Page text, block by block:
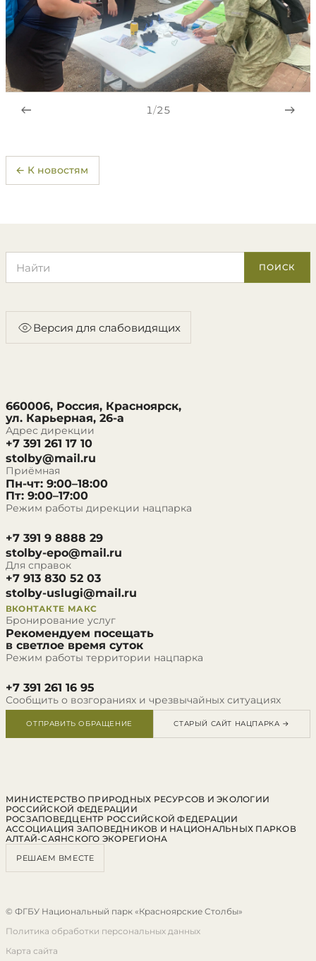
1/25
← К новостям
ПОИСК
Версия для слабовидящих
660006, Россия, Красноярск,
ул. Карьерная, 26-а
Адрес дирекции
+7 391 261 17 10
stolby@mail.ru
Приёмная
Пн-чт: 9:00–18:00
Пт: 9:00–17:00
Режим работы дирекции нацпарка
+7 391 9 8888 29
stolby-epo@mail.ru
Для справок
+7 913 830 52 03
stolby-uslugi@mail.ru
ВКОНТАКТЕ МАКС
Бронирование услуг
Рекомендуем посещать
в светлое время суток
Режим работы территории нацпарка
+7 391 261 16 95
Сообщить о возгораниях и чрезвычайных ситуациях
ОТПРАВИТЬ ОБРАЩЕНИЕ СТАРЫЙ САЙТ НАЦПАРКА →
МИНИСТЕРСТВО ПРИРОДНЫХ РЕСУРСОВ И ЭКОЛОГИИ
РОССИЙСКОЙ ФЕДЕРАЦИИ
РОСЗАПОВЕДЦЕНТР РОССИЙСКОЙ ФЕДЕРАЦИИ
АССОЦИАЦИЯ ЗАПОВЕДНИКОВ И НАЦИОНАЛЬНЫХ ПАРКОВ
АЛТАЙ-САЯНСКОГО ЭКОРЕГИОНА
РЕШАЕМ ВМЕСТЕ
© ФГБУ Национальный парк «Красноярские Столбы»
Политика обработки персональных данных
Карта сайта